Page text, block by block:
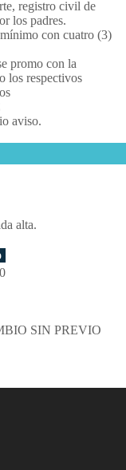
registro civil de
los padres.
con cuatro (3)
promo con la
los respectivos
aviso.
alta.
SIN PREVIO